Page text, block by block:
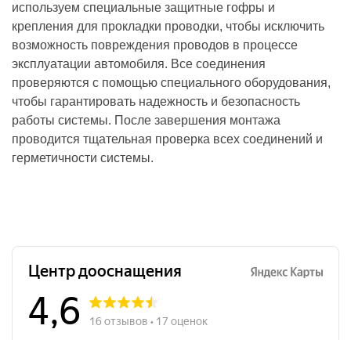
используем специальные защитные гофры и
крепления для прокладки проводки, чтобы исключить
возможность повреждения проводов в процессе
эксплуатации автомобиля. Все соединения
проверяются с помощью специального оборудования,
чтобы гарантировать надежность и безопасность
работы системы. После завершения монтажа
проводится тщательная проверка всех соединений и
герметичности системы.